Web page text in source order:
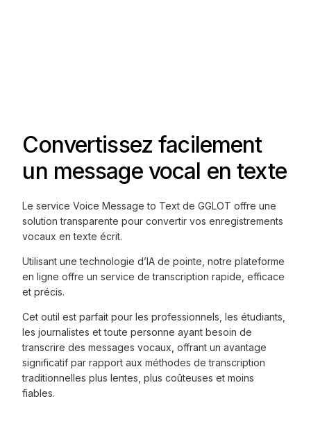
Convertissez facilement
un message vocal en texte
Le service Voice Message to Text de GGLOT offre une
solution transparente pour convertir vos enregistrements
vocaux en texte écrit.
Utilisant une technologie d’IA de pointe, notre plateforme
en ligne offre un service de transcription rapide, efficace
et précis.
Cet outil est parfait pour les professionnels, les étudiants,
les journalistes et toute personne ayant besoin de
transcrire des messages vocaux, offrant un avantage
significatif par rapport aux méthodes de transcription
traditionnelles plus lentes, plus coûteuses et moins
fiables.